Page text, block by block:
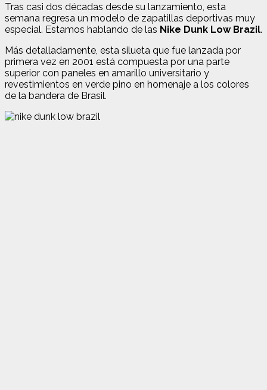
Tras casi dos décadas desde su lanzamiento, esta
semana regresa un modelo de zapatillas deportivas muy
especial. Estamos hablando de las Nike Dunk Low Brazil.
Más detalladamente, esta silueta que fue lanzada por
primera vez en 2001 está compuesta por una parte
superior con paneles en amarillo universitario y
revestimientos en verde pino en homenaje a los colores
de la bandera de Brasil.